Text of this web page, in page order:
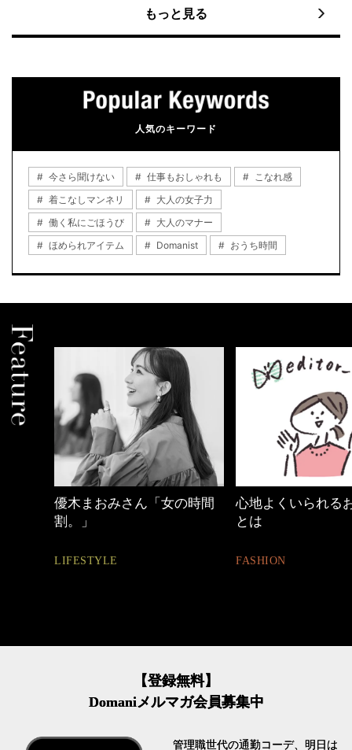
もっと見る
人気のキーワード
今さら聞けない 仕事もおしゃれも
こなれ感
着こなしマンネリ
大人の女子力
働く私にごほうび
大人のマナー
ほめられアイテム
Domanist おうち時間
心地よくいられるおしゃれ
とは
FASHION
【ワーママのきれ
ュアル通勤】
FASHION
【登録無料】
Domaniメルマガ会員募集中
管理職世代の通勤コーデ、明日は